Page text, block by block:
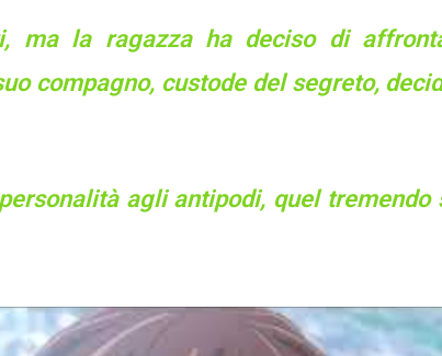
ma la ragazza ha deciso di
compagno, custode del segreto,
agli antipodi, quel